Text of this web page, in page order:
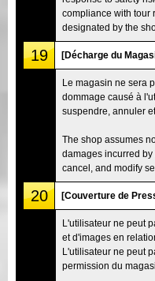
compliance with tour
designated by the
19 [Décharge du
Le magasin ne sera
dommage causé à
suspendre, annuler
The shop assumes
damages incurred by
cancel, and modify
20 [Couverture de
L'utilisateur ne peut
et d'images en
L'utilisateur ne peut
permission du